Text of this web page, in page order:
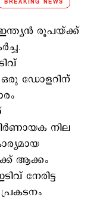
BREAKING NEWS
രൂപയ്ക്ക്
ഒരു ഡോളറിന്
നില
ആക്കം
നേരിട്ട